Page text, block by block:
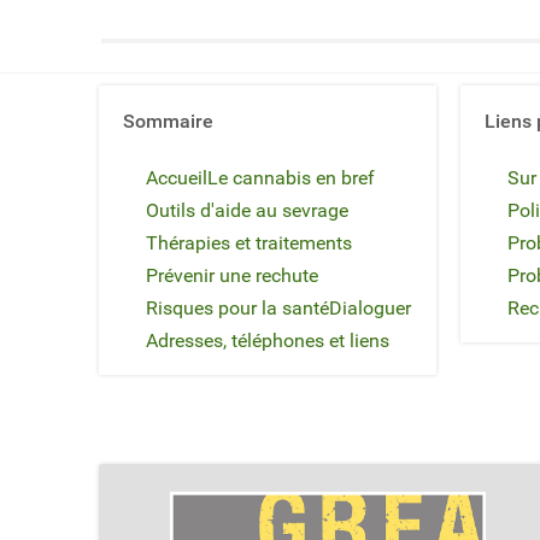
Sommaire
AccueilLe cannabis en bref
Outils d'aide au sevrage
Thérapies et traitements
Prévenir une rechute
Risques pour la santéDialoguer
Adresses, téléphones et liens
Liens